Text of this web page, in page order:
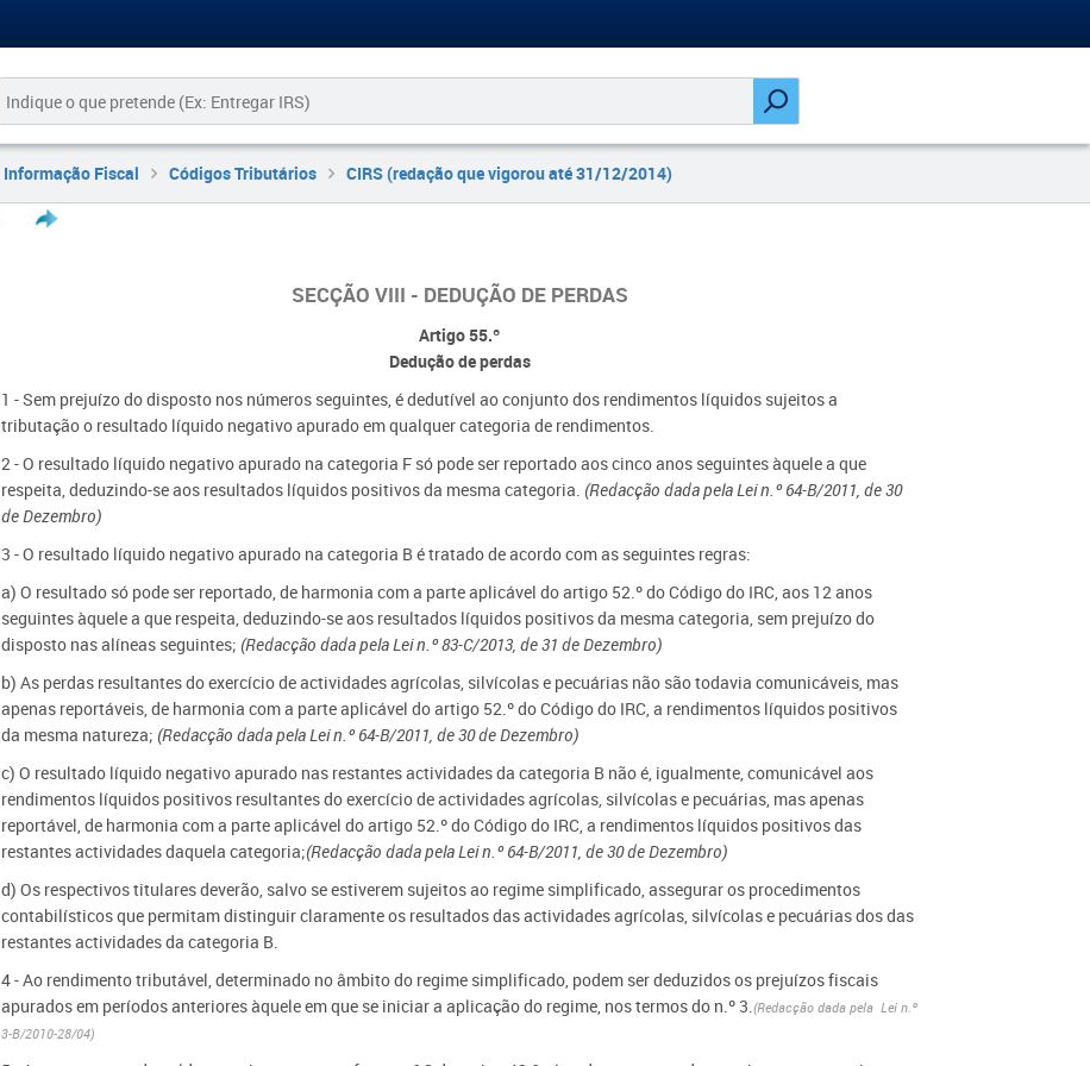
Informação Fiscal Códigos Tributários CIRS (redação que vigorou até 31/12/2014)
SECÇÃO VIII - DEDUÇÃO DE PERDAS
Artigo 55.º
Dedução de perdas
1 - Sem prejuízo do disposto nos números seguintes, é dedutível ao conjunto dos rendimentos líquidos sujeitos a
tributação o resultado líquido negativo apurado em qualquer categoria de rendimentos.
2 - O resultado líquido negativo apurado na categoria F só pode ser reportado aos cinco anos seguintes àquele a que
respeita, deduzindo-se aos resultados líquidos positivos da mesma categoria. (Redacção dada pela Lei n.º 64-B/2011, de 30
de Dezembro)
3 - O resultado líquido negativo apurado na categoria B é tratado de acordo com as seguintes regras:
a) O resultado só pode ser reportado, de harmonia com a parte aplicável do artigo 52.º do Código do IRC, aos 12 anos
seguintes àquele a que respeita, deduzindo-se aos resultados líquidos positivos da mesma categoria, sem prejuízo do
disposto nas alíneas seguintes; (Redacção dada pela Lei n.º 83-C/2013, de 31 de Dezembro)
b) As perdas resultantes do exercício de actividades agrícolas, silvícolas e pecuárias não são todavia comunicáveis, mas
apenas reportáveis, de harmonia com a parte aplicável do artigo 52.º do Código do IRC, a rendimentos líquidos positivos
da mesma natureza; (Redacção dada pela Lei n.º 64-B/2011, de 30 de Dezembro)
c) O resultado líquido negativo apurado nas restantes actividades da categoria B não é, igualmente, comunicável aos
rendimentos líquidos positivos resultantes do exercício de actividades agrícolas, silvícolas e pecuárias, mas apenas
reportável, de harmonia com a parte aplicável do artigo 52.º do Código do IRC, a rendimentos líquidos positivos das
restantes actividades daquela categoria;(Redacção dada pela Lei n.º 64-B/2011, de 30 de Dezembro)
d) Os respectivos titulares deverão, salvo se estiverem sujeitos ao regime simplificado, assegurar os procedimentos
contabilísticos que permitam distinguir claramente os resultados das actividades agrícolas, silvícolas e pecuárias dos das
restantes actividades da categoria B.
4 - Ao rendimento tributável, determinado no âmbito do regime simplificado, podem ser deduzidos os prejuízos fiscais
apurados em períodos anteriores àquele em que se iniciar a aplicação do regime, nos termos do n.º 3.(Redacção dada pela Lei n.º
3-B/2010-28/04)